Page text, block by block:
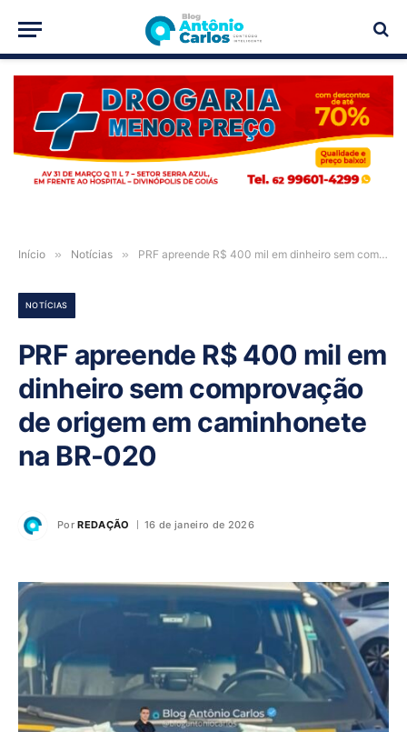
PUBLICIDADE
Início » Notícias » PRF apreende R$ 400 mil em dinheiro sem comprovação de origem em caminhonete na BR-020
NOTÍCIAS
PRF apreende R$ 400 mil em
dinheiro sem comprovação
de origem em caminhonete
na BR-020
Por REDAÇÃO 16 de janeiro de 2026